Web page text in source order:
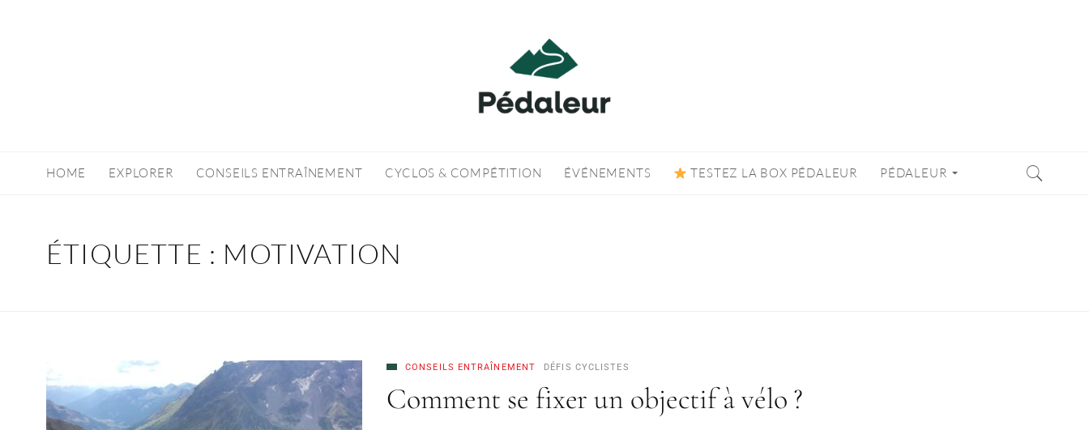
HOME EXPLORER CONSEILS ENTRAÎNEMENT CYCLOS & COMPÉTITION ÉVÉNEMENTS TESTEZ LA BOX PÉDALEUR PÉDALEUR
ÉTIQUETTE : MOTIVATION
CONSEILS ENTRAÎNEMENT DÉFIS CYCLISTES
Comment se fixer un objectif à vélo ?